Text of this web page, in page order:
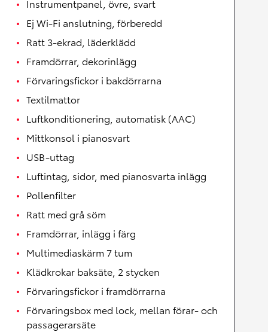
Instrumentpanel, övre, svart
Ej Wi-Fi anslutning, förberedd
Ratt 3-ekrad, läderklädd
Framdörrar, dekorinlägg
Förvaringsfickor i bakdörrarna
Textilmattor
Luftkonditionering, automatisk (AAC)
Mittkonsol i pianosvart
USB-uttag
Luftintag, sidor, med pianosvarta inlägg
Pollenfilter
Ratt med grå söm
Framdörrar, inlägg i färg
Multimediaskärm 7 tum
Klädkrokar baksäte, 2 stycken
Förvaringsfickor i framdörrarna
Förvaringsbox med lock, mellan förar- och
passagerarsäte